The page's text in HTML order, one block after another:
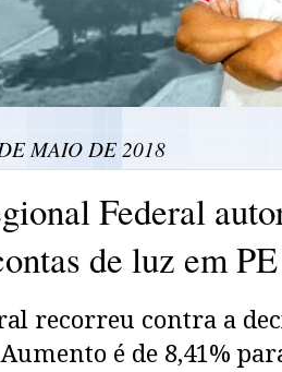
MAIO DE 2018
Federal
de luz em PE
recorreu contra a
é de 8,41%